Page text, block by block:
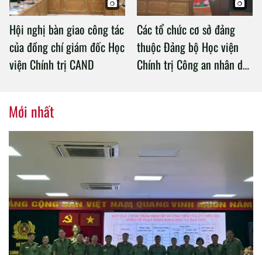
Hội nghị bàn giao công tác
của đồng chí giám đốc Học
viện Chính trị CAND
Các tổ chức cơ sở đảng
thuộc Đảng bộ Học viện
Chính trị Công an nhân dân
Mới nhất